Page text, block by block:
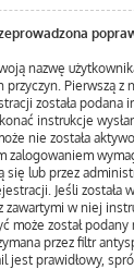
nazwę
przyczyn. Pierwszą z
została podana
instrukcje
nie została
zalogowaniem
się lub przez
Jeśli została
w niej
może został
przez filtr
jest prawidłowy,